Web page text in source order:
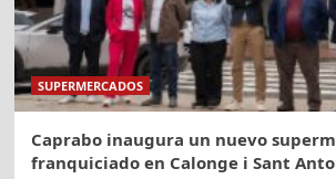
SUPERMERCADOS
Caprabo inaugura un nuevo
franquiciado en Calonge i Sant